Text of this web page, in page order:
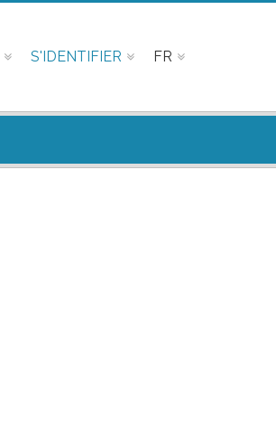
S'IDENTIFIER FR